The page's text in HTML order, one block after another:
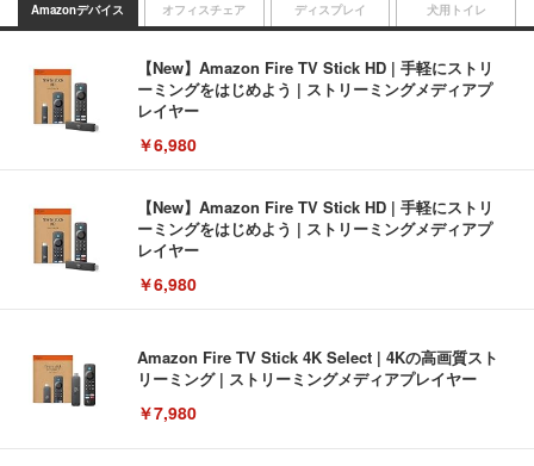
Amazonデバイス
【New】Amazon Fire TV Stick HD | 手軽にストリ
ーミングをはじめよう | ストリーミングメディアプ
レイヤー
￥6,980
【New】Amazon Fire TV Stick HD | 手軽にストリ
ーミングをはじめよう | ストリーミングメディアプ
レイヤー
￥6,980
Amazon Fire TV Stick 4K Select | 4Kの高画質スト
リーミング | ストリーミングメディアプレイヤー
￥7,980
オフィスチェア ディスプレイ 犬用トイレ